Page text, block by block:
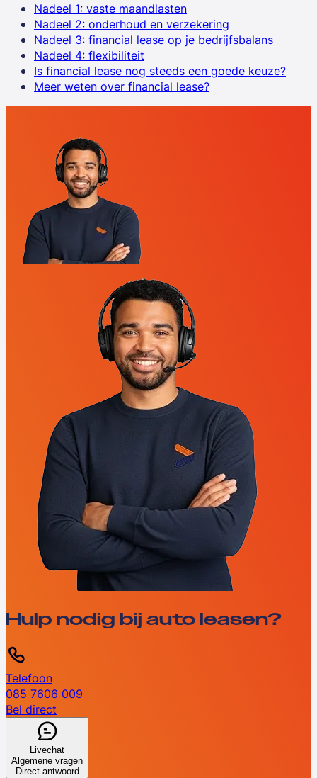
Nadeel 1: vaste maandlasten
Nadeel 2: onderhoud en verzekering
Nadeel 3: financial lease op je bedrijfsbalans
Nadeel 4: flexibiliteit
Is financial lease nog steeds een goede keuze?
Meer weten over financial lease?
Hulp nodig bij auto leasen?
Telefoon
085 7606 009
Bel direct
Livechat
Algemene vragen
Direct antwoord